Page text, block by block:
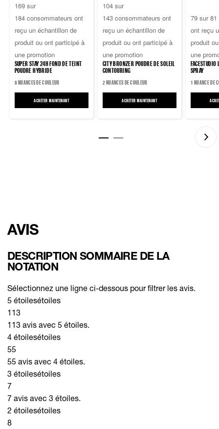
sur
5
étoiles.
184
avis
169 sur
184 consommateurs ont
reçu un échantillon de
produit ou ont participé à
une promotion
SUPER STAY 24H FOND DE TEINT
POUDRE HYBRIDE
8 NUANCES DE COULEUR
ACHETER MAINTENANTSUPER STAY 24H FOND DE TEINT POUDRE HYBRIDE
sur
5
étoiles.
143
avis
104 sur
143 consommateurs ont
reçu un échantillon de
produit ou ont participé à
une promotion
CITY BRONZER POUDRE DE SOLEIL
CONTOURING
2 NUANCES DE COULEUR
ACHETER MAINTENANTCITY BRONZER POUDRE DE SOLEIL
sur
5
étoiles.
81
avis
79 sur
ont reçu
produit
une
FACESTUDIO
SPRAY
1 NUANCE DE
AVIS
DESCRIPTION SOMMAIRE DE LA
NOTATION
Sélectionnez une ligne ci-dessous pour filtrer les avis.
5 étoilesétoiles
113
113 avis avec 5 étoiles.
4 étoilesétoiles
55
55 avis avec 4 étoiles.
3 étoilesétoiles
7
7 avis avec 3 étoiles.
2 étoilesétoiles
8